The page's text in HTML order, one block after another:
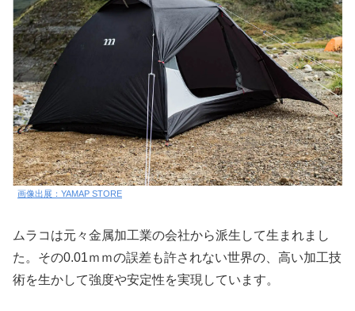
画像出展：YAMAP STORE
ムラコは元々金属加工業の会社から派生して生まれまし
た。その0.01ｍｍの誤差も許されない世界の、高い加工技
術を生かして強度や安定性を実現しています。